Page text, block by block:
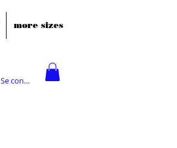
more sizes
Se connecter